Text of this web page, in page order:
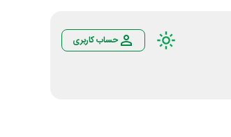
حساب کاربری